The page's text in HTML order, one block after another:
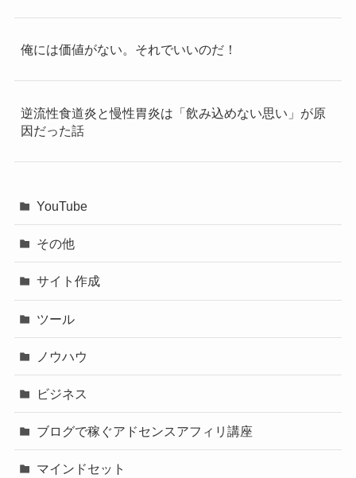
俺には価値がない。それでいいのだ！
逆流性食道炎と慢性胃炎は「飲み込めない思い」が原
因だった話
YouTube
その他
サイト作成
ツール
ノウハウ
ビジネス
ブログで稼ぐアドセンスアフィリ講座
マインドセット